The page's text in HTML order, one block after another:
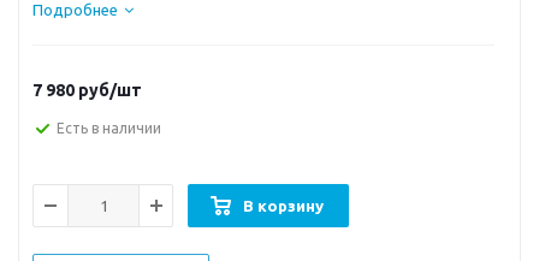
Подробнее
7 980 руб/шт
Есть в наличии
В корзину